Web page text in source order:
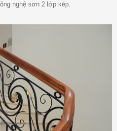
nghệ sơn 2 lớp kép.